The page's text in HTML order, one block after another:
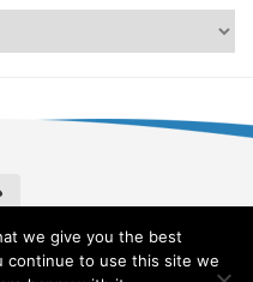
All Rights Reserved.
. Theme byAlx
we give you the best
continue to use this site we